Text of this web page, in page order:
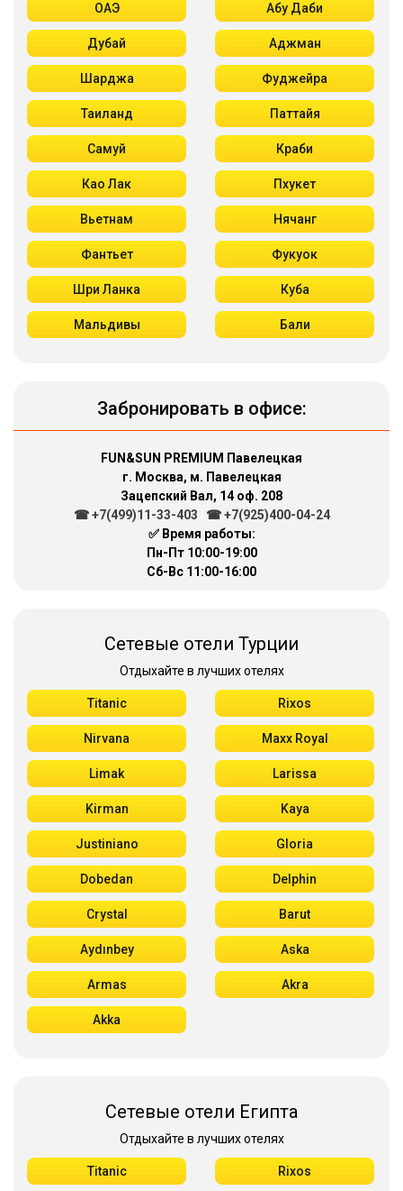
ОАЭ Абу Даби
Дубай Аджман
Шарджа Фуджейра
Таиланд Паттайя
Самуй Краби
Као Лак Пхукет
Вьетнам Нячанг
Фантьет Фукуок
Шри Ланка Куба
Мальдивы Бали
Забронировать в офисе:
FUN&SUN PREMIUM Павелецкая
г. Москва, м. Павелецкая
Зацепский Вал, 14 оф. 208
☎ +7(499)11-33-403
☎ +7(925)400-04-24
✅ Время работы:
Пн-Пт 10:00-19:00
Сб-Вс 11:00-16:00
Сетевые отели Турции
Отдыхайте в лучших отелях
Titanic Rixos
Nirvana Maxx Royal
Limak Larissa
Kirman Kaya
Justiniano Gloria
Dobedan Delphin
Crystal Barut
Aydınbey Aska
Armas Akra
Akka
Сетевые отели Египта
Отдыхайте в лучших отелях
Titanic Rixos